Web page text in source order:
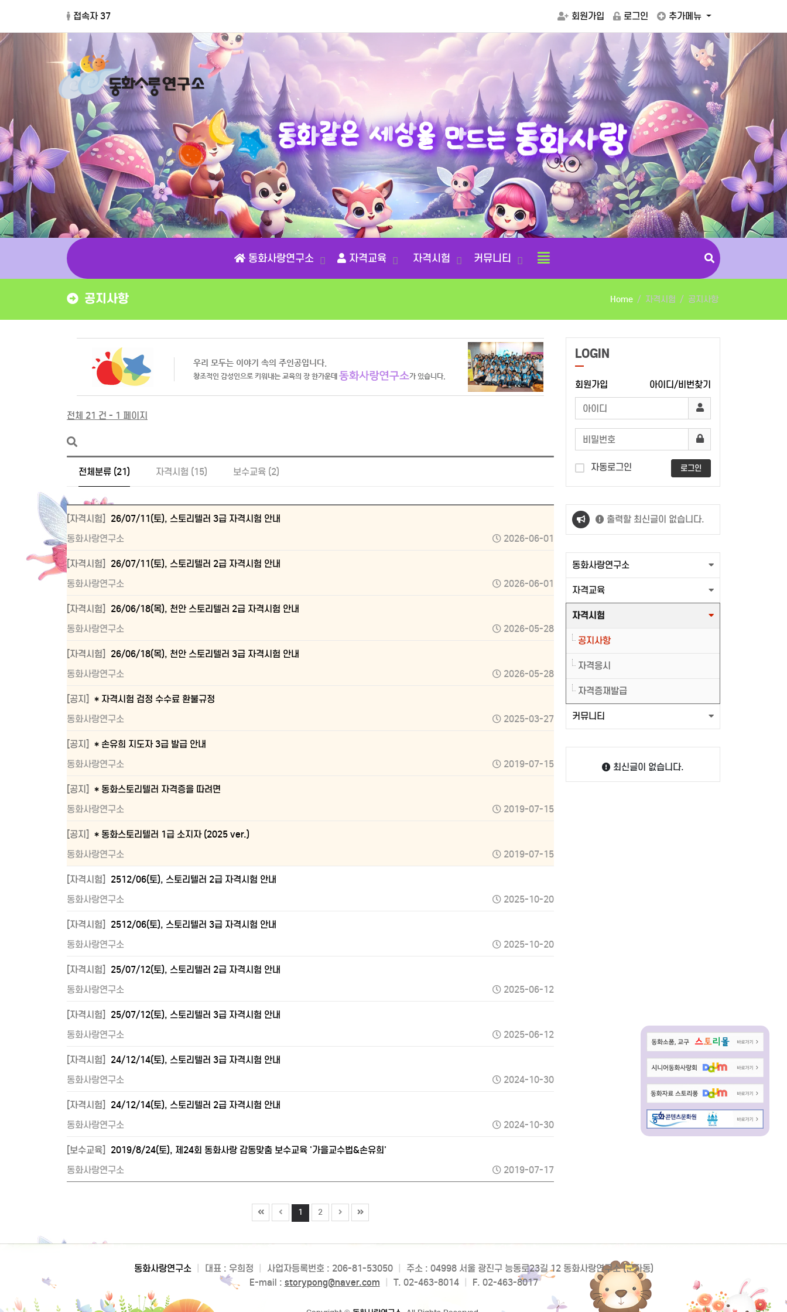
접속자 37 회원가입 로그인 추가메뉴
동화같은 세상을 만드는 동화사랑
동화사랑연구소 자격교육 자격시험 커뮤니티
공지사항 Home 자격시험 공지사항
전체 21 건 - 1 페이지
전체분류 (21) 자격시험 (15) 보수교육 (2)
[자격시험]
26/07/11(토), 스토리텔러 3급 자격시험 안내
동화사랑연구소
2026-06-01
[자격시험]
26/07/11(토), 스토리텔러 2급 자격시험 안내
동화사랑연구소
2026-06-01
[자격시험]
26/06/18(목), 천안 스토리텔러 2급 자격시험 안내
동화사랑연구소
2026-05-28
[자격시험]
26/06/18(목), 천안 스토리텔러 3급 자격시험 안내
동화사랑연구소
2026-05-28
[공지] * 자격시험 검정 수수료 환불규정
동화사랑연구소
2025-03-27
[공지] * 손유희 지도자 3급 발급 안내
동화사랑연구소
2019-07-15
[공지] * 동화스토리텔러 자격증을 따려면
동화사랑연구소
2019-07-15
[공지] * 동화스토리텔러 1급 소지자 (2025 ver.)
동화사랑연구소
2019-07-15
[자격시험]
2512/06(토), 스토리텔러 2급 자격시험 안내
동화사랑연구소
2025-10-20
[자격시험]
2512/06(토), 스토리텔러 3급 자격시험 안내
동화사랑연구소
2025-10-20
[자격시험]
25/07/12(토), 스토리텔러 2급 자격시험 안내
동화사랑연구소
2025-06-12
[자격시험]
25/07/12(토), 스토리텔러 3급 자격시험 안내
동화사랑연구소
2025-06-12
[자격시험]
24/12/14(토), 스토리텔러 3급 자격시험 안내
동화사랑연구소
2024-10-30
[자격시험]
24/12/14(토), 스토리텔러 2급 자격시험 안내
동화사랑연구소
2024-10-30
[보수교육]
2019/8/24(토), 제24회 동화사랑 감동맞춤 보수교육 '가을교수법&손유희'
동화사랑연구소
2019-07-17
1 2
LOGIN
회원가입 아이디/비번찾기
자동로그인 로그인
출력할 최신글이 없습니다.
동화사랑연구소
자격교육
자격시험
공지사항
자격응시
자격증재발급
커뮤니티
최신글이 없습니다.
동화사랑연구소 대표 : 우희정 사업자등록번호 : 206-81-53050
주소 : 04998 서울 광진구 능동로23길 12 동화사랑연구소 (군자동)
E-mail : storypong@naver.com T. 02-463-8014 F. 02-463-8017